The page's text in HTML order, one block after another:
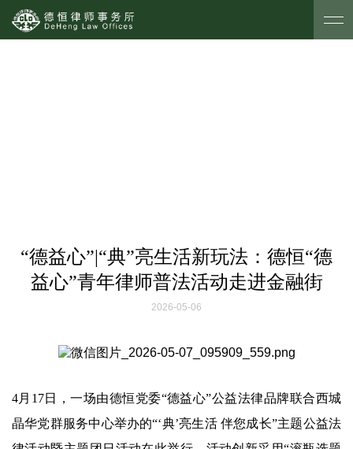
“德益心”|“典”亮生活新玩法：德恒“德
益心”青年律师普法活动走进金融街
2026-05-06
4月17日，一场由德恒党委“德益心”公益法律品牌联合西城
晶华党群服务中心举办的“‘典’亮生活 伴您成长”主题公益法